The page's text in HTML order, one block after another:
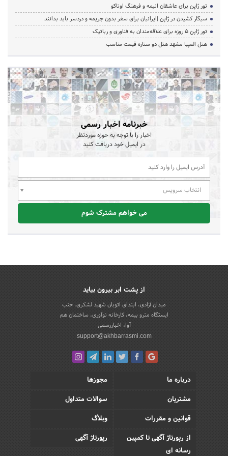
تور ژاپن برای عاشقان انیمه و فرهنگ اوتاکو
سیگار کشیدن در ژاپن |ایرانیان برای سفر بدون جریمه و دردسر باید بدانند
تور ژاپن ۵ روزه برای علاقه‌مندان به فناوری و رباتیک
هتل المپیا مشهد هتل دو ستاره قیمت مناسب
خبرنامه اخبار رسمی
اخبار را با توجه به حوزه موردنظر
در ایمیل خود دریافت کنید
انتخاب سرویس
می خواهم مشترک شوم
از پشت ابر بیرون بیاید
میدان آزادی، ابتدای اتوبان شهید لشکری، جنب
ایستگاه مترو بیمه، کارخانه نوآوری، ساختمان هم
آوا، اخباررسمی
support@akhbarrasmi.com
درباره ما
مجوزها
مشتریان
سوالات متداول
قوانین و مقررات
وبلاگ
از رپورتاژ آگهی تا کمپین
رسانه ای
رپورتاژ آگهی